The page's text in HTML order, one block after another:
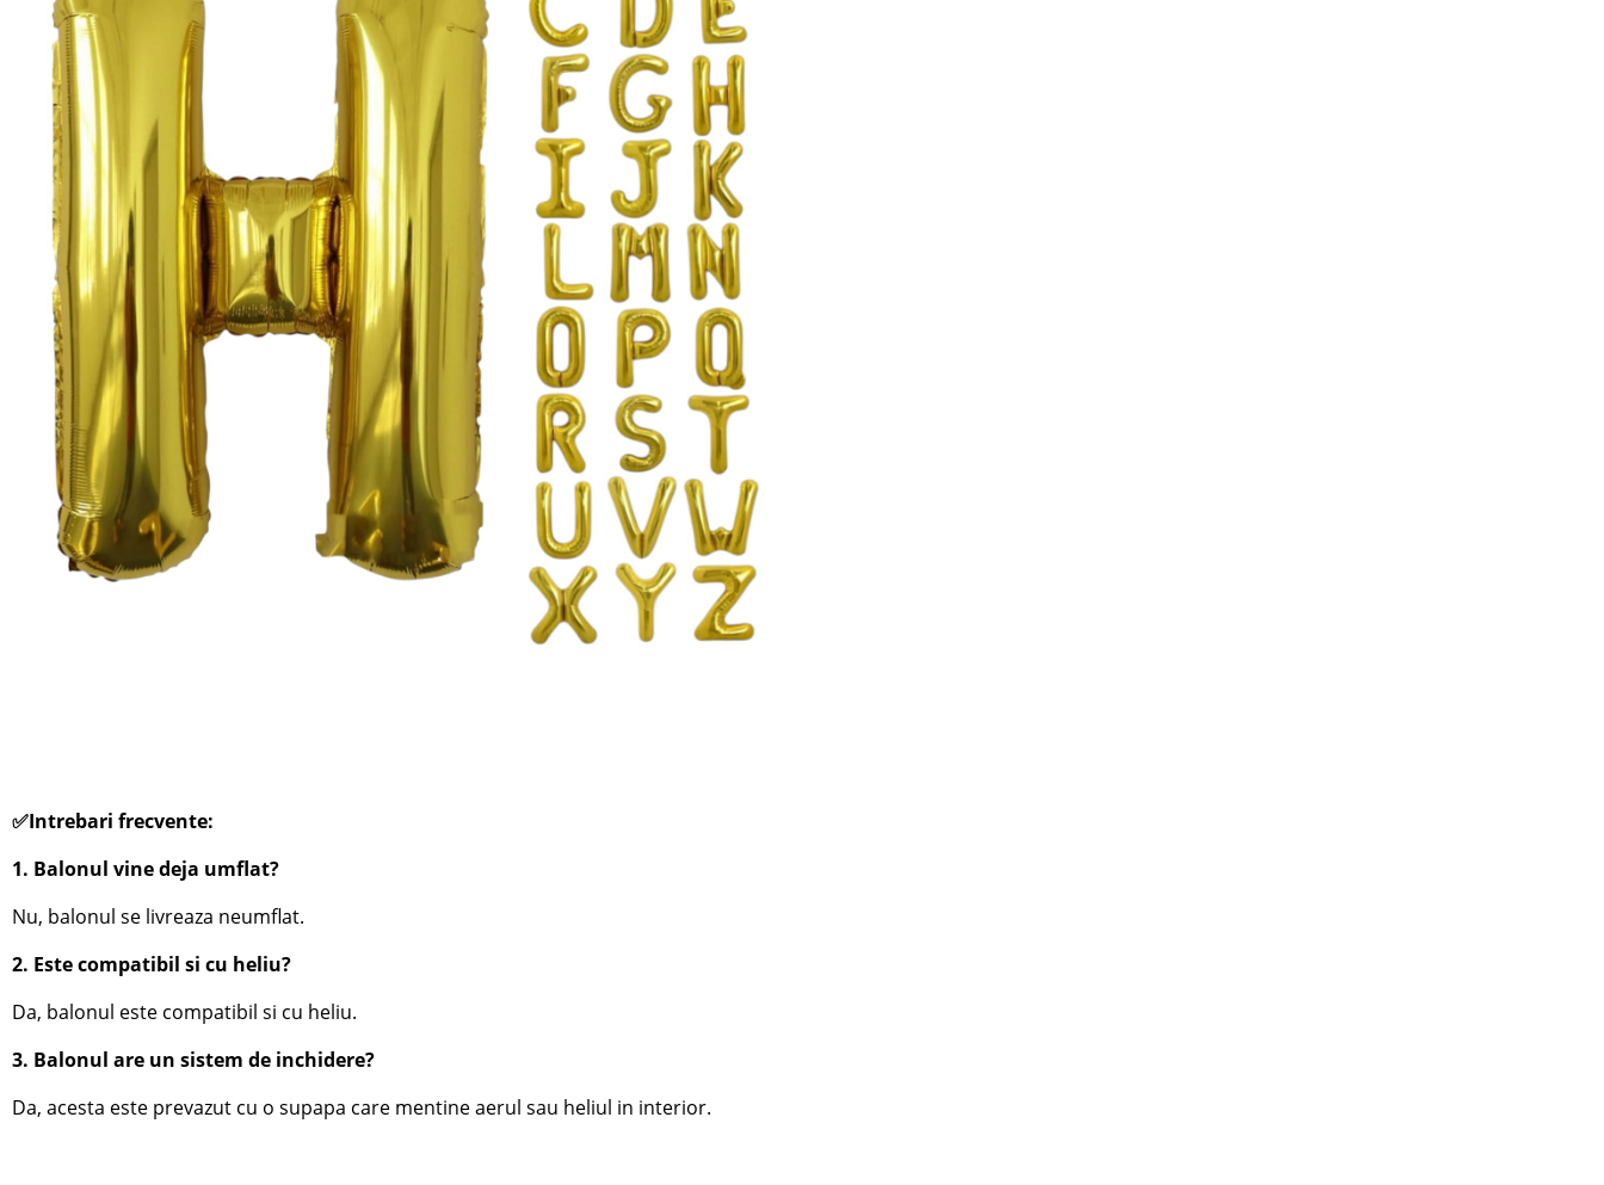
✅Intrebari frecvente:
1. Balonul vine deja umflat?
Nu, balonul se livreaza neumflat.
2. Este compatibil si cu heliu?
Da, balonul este compatibil si cu heliu.
3. Balonul are un sistem de inchidere?
Da, acesta este prevazut cu o supapa care mentine aerul sau heliul in interior.